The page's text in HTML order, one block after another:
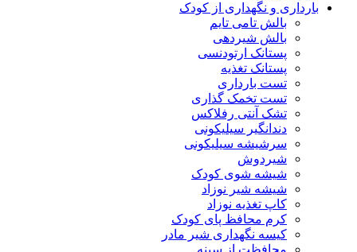
بارداری و نگهداری از کودک
بالش تامی تایم
بالش شیردهی
پستانک ارتودنسی
پستانک تغذیه
تست بارداری
تست تخمک گذاری
تشک آنتی رفلاکس
دندانگیر سیلیکونی
سرشیشه سیلیکونی
شیردوش
شیشه شوی کودک
شیشه شیر نوزاد
کاپ تغذیه نوزاد
کرم محافظ پای کودک
کیسه نگهداری شیر مادر
محافظت از سینه